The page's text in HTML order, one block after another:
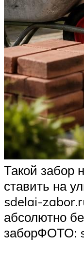
Такой забор
ставить на
sdelai-
абсолютно
заборФОТО: